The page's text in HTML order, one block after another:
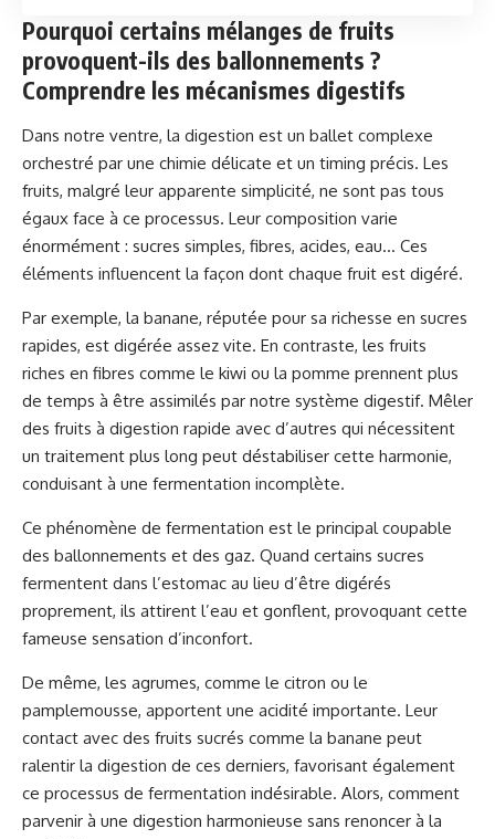
Pourquoi certains mélanges de fruits
provoquent-ils des ballonnements ?
Comprendre les mécanismes digestifs
Dans notre ventre, la digestion est un ballet complexe
orchestré par une chimie délicate et un timing précis. Les
fruits, malgré leur apparente simplicité, ne sont pas tous
égaux face à ce processus. Leur composition varie
énormément : sucres simples, fibres, acides, eau… Ces
éléments influencent la façon dont chaque fruit est digéré.
Par exemple, la banane, réputée pour sa richesse en sucres
rapides, est digérée assez vite. En contraste, les fruits
riches en fibres comme le kiwi ou la pomme prennent plus
de temps à être assimilés par notre système digestif. Mêler
des fruits à digestion rapide avec d’autres qui nécessitent
un traitement plus long peut déstabiliser cette harmonie,
conduisant à une fermentation incomplète.
Ce phénomène de fermentation est le principal coupable
des ballonnements et des gaz. Quand certains sucres
fermentent dans l’estomac au lieu d’être digérés
proprement, ils attirent l’eau et gonflent, provoquant cette
fameuse sensation d’inconfort.
De même, les agrumes, comme le citron ou le
pamplemousse, apportent une acidité importante. Leur
contact avec des fruits sucrés comme la banane peut
ralentir la digestion de ces derniers, favorisant également
ce processus de fermentation indésirable. Alors, comment
parvenir à une digestion harmonieuse sans renoncer à la